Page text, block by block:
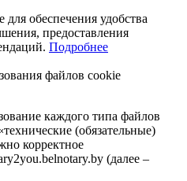
обеспечения удобства
предоставления
Подробнее
файлов cookie
каждого типа файлов
(обязательные)
корректное
(далее –